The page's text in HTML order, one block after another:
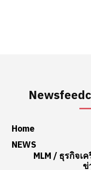
Home
NEWS
MLM / ธุรกิจเ
ข่